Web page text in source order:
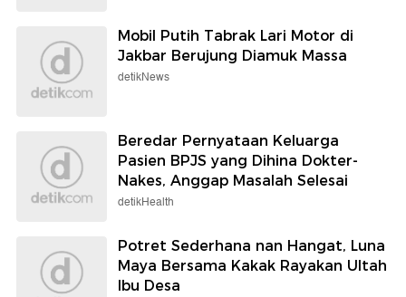
Mobil Putih Tabrak Lari Motor di
Jakbar Berujung Diamuk Massa
detikNews
Beredar Pernyataan Keluarga
Pasien BPJS yang Dihina Dokter-
Nakes, Anggap Masalah Selesai
detikHealth
Potret Sederhana nan Hangat, Luna
Maya Bersama Kakak Rayakan Ultah
Ibu Desa